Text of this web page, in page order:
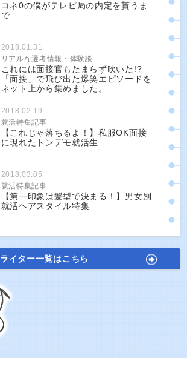
コネ0の僕がテレビ局の内定を貰うま
で
2018.01.31
リアルな選考情報・体験談
これには面接官もたまらず吹いた!?
「面接」で飛び出た爆笑エピソードを
ネット上から集めました。
2018.02.19
就活特集記事
【これじゃ落ちるよ！】私服OK面接
に現れたトンデモ就活生
2018.03.05
就活特集記事
【第一印象は髪型で決まる！】男女別
就活ヘアスタイル特集
ライター一覧はこちら